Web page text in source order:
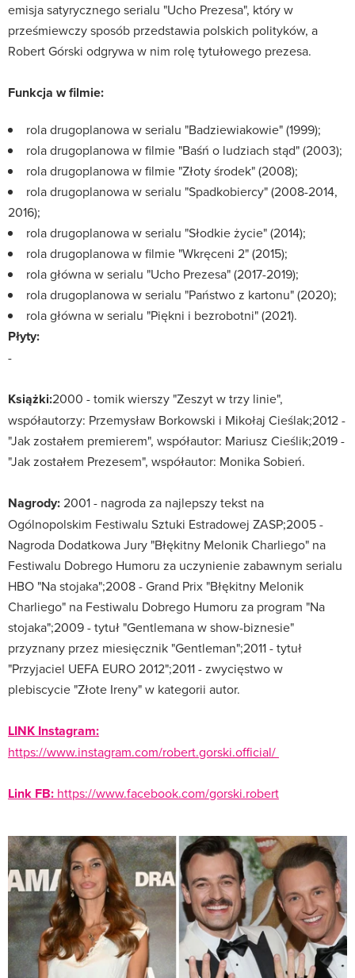
emisja satyrycznego serialu "Ucho Prezesa", który w
prześmiewczy sposób przedstawia polskich polityków, a
Robert Górski odgrywa w nim rolę tytułowego prezesa.
Funkcja w filmie:
rola drugoplanowa w serialu "Badziewiakowie" (1999);
rola drugoplanowa w filmie "Baśń o ludziach stąd" (2003);
rola drugoplanowa w filmie "Złoty środek" (2008);
rola drugoplanowa w serialu "Spadkobiercy" (2008-2014,
2016);
rola drugoplanowa w serialu "Słodkie życie" (2014);
rola drugoplanowa w filmie "Wkręceni 2" (2015);
rola główna w serialu "Ucho Prezesa" (2017-2019);
rola drugoplanowa w serialu "Państwo z kartonu" (2020);
rola główna w serialu "Piękni i bezrobotni" (2021).
Płyty:
-
Książki:2000 - tomik wierszy "Zeszyt w trzy linie",
współautorzy: Przemysław Borkowski i Mikołaj Cieślak;2012 -
"Jak zostałem premierem", współautor: Mariusz Cieślik;2019 -
"Jak zostałem Prezesem", współautor: Monika Sobień.
Nagrody:2001 - nagroda za najlepszy tekst na
Ogólnopolskim Festiwalu Sztuki Estradowej ZASP;2005 -
Nagroda Dodatkowa Jury "Błękitny Melonik Charliego" na
Festiwalu Dobrego Humoru za uczynienie zabawnym serialu
HBO "Na stojaka";2008 - Grand Prix "Błękitny Melonik
Charliego" na Festiwalu Dobrego Humoru za program "Na
stojaka";2009 - tytuł "Gentlemana w show-biznesie"
przyznany przez miesięcznik "Gentleman";2011 - tytuł
"Przyjaciel UEFA EURO 2012";2011 - zwycięstwo w
plebiscycie "Złote Ireny" w kategorii autor.
LINK Instagram:
https://www.instagram.com/robert.gorski.official/
Link FB: https://www.facebook.com/gorski.robert